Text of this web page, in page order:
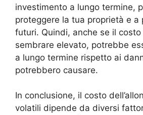
investimento a lungo termine,
proteggere la tua proprietà e a
futuri. Quindi, anche se il
sembrare elevato, potrebbe
a lungo termine rispetto ai
potrebbero causare.
In conclusione, il costo
volatili dipende da diversi